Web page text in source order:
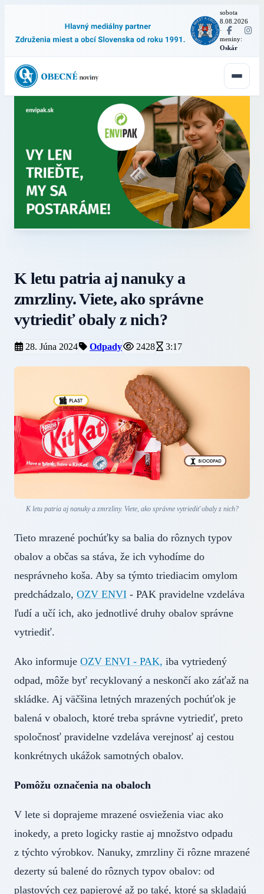
sobota
8.08.2026
·
meniny:
Oskár
K letu patria aj nanuky a
zmrzliny. Viete, ako správne
vytriediť obaly z nich?
28. Júna 2024 Odpady 2428 3:17
K letu patria aj nanuky a zmrzliny. Viete, ako správne vytriediť obaly z nich?
Tieto mrazené pochúťky sa balia do rôznych typov
obalov a občas sa stáva, že ich vyhodíme do
nesprávneho koša. Aby sa týmto triediacim omylom
predchádzalo, OZV ENVI - PAK pravidelne vzdeláva
ľudí a učí ich, ako jednotlivé druhy obalov správne
vytriediť.
Ako informuje OZV ENVI - PAK, iba vytriedený
odpad, môže byť recyklovaný a neskončí ako záťaž na
skládke. Aj väčšina letných mrazených pochúťok je
balená v obaloch, ktoré treba správne vytriediť, preto
spoločnosť pravidelne vzdeláva verejnosť aj cestou
konkrétnych ukážok samotných obalov.
Pomôžu označenia na obaloch
V lete si doprajeme mrazené osvieženia viac ako
inokedy, a preto logicky rastie aj množstvo odpadu
z týchto výrobkov. Nanuky, zmrzliny či rôzne mrazené
dezerty sú balené do rôznych typov obalov: od
plastových cez papierové až po také, ktoré sa skladajú